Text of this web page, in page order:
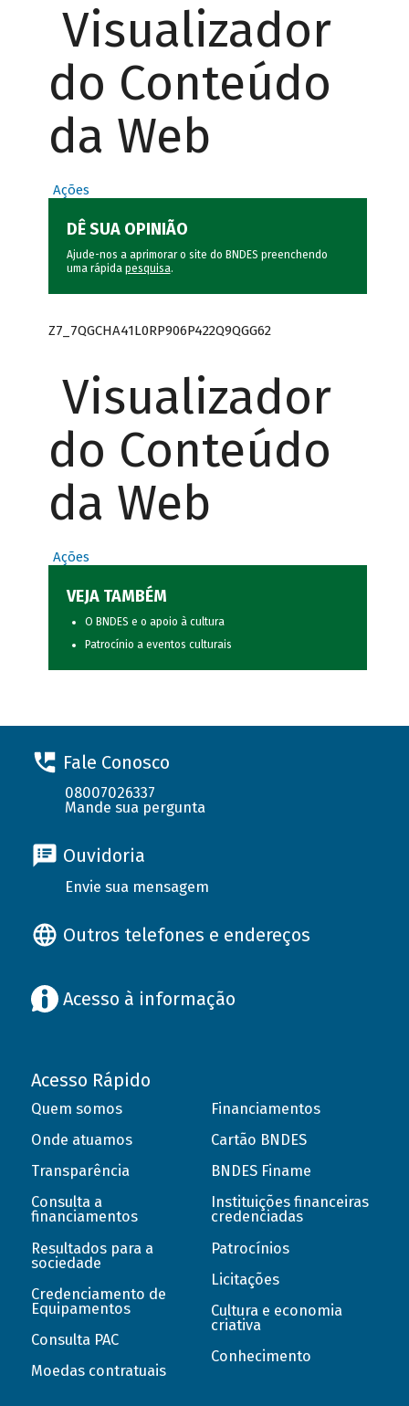
Visualizador
do Conteúdo
da Web
Ações
DÊ SUA OPINIÃO
Ajude-nos a aprimorar o site do BNDES preenchendo
uma rápida pesquisa.
Z7_7QGCHA41L0RP906P422Q9QGG62
Visualizador
do Conteúdo
da Web
Ações
VEJA TAMBÉM
O BNDES e o apoio à cultura
Patrocínio a eventos culturais
Fale Conosco
08007026337
Mande sua pergunta
Ouvidoria
Envie sua mensagem
Outros telefones e endereços
Acesso à informação
Acesso Rápido
Quem somos
Onde atuamos
Transparência
Consulta a
financiamentos
Resultados para a
sociedade
Credenciamento de
Equipamentos
Consulta PAC
Moedas contratuais
Financiamentos
Cartão BNDES
BNDES Finame
Instituições financeiras
credenciadas
Patrocínios
Licitações
Cultura e economia
criativa
Conhecimento